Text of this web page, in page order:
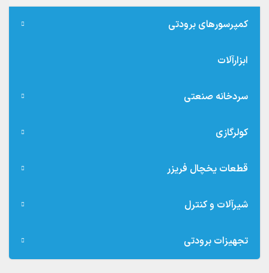
کمپرسورهای برودتی
ابزارآلات
سردخانه صنعتی
کولرگازی
قطعات یخچال فریزر
شیرآلات و کنترل
تجهیزات برودتی